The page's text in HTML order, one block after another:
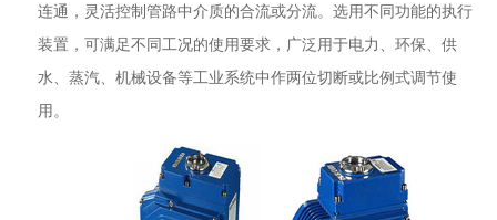
连通，灵活控制管路中介质的合流或分流。选用不同功能的执行
装置，可满足不同工况的使用要求，广泛用于电力、环保、供
水、蒸汽、机械设备等工业系统中作两位切断或比例式调节使
用。